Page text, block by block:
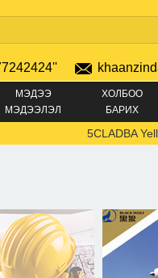
МЭДЭЭ
МЭДЭЭЛЭЛ
ХОЛБОО
БАРИХ
5CLADBA